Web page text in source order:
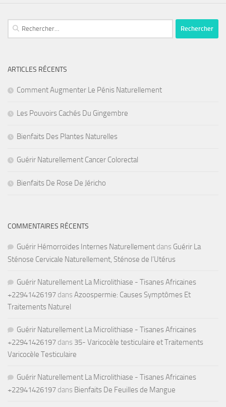
Rechercher :
ARTICLES RÉCENTS
Comment Augmenter Le Pénis Naturellement
Les Pouvoirs Cachés Du Gingembre
Bienfaits Des Plantes Naturelles
Guérir Naturellement Cancer Colorectal
Bienfaits De Rose De Jéricho
COMMENTAIRES RÉCENTS
Guérir Hémorroïdes Internes Naturellement dans Guérir La
Sténose Cervicale Naturellement, Sténose de l’Utérus
Guérir Naturellement La Microlithiase - Tisanes Africaines
+22941426197 dans Azoospermie: Causes Symptômes Et
Traitements Naturel
Guérir Naturellement La Microlithiase - Tisanes Africaines
+22941426197 dans 35- Varicocèle testiculaire et Traitements
Varicocèle Testiculaire
Guérir Naturellement La Microlithiase - Tisanes Africaines
+22941426197 dans Bienfaits De Feuilles de Mangue